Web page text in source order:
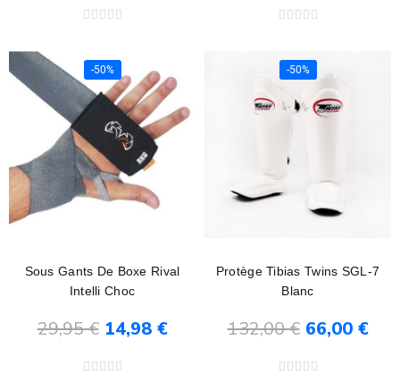
         
-50%
Sous Gants De Boxe Rival
Intelli Choc
29,95 € 14,98 €
    
-50%
Protège Tibias Twins SGL-7
Blanc
132,00 € 66,00 €
    